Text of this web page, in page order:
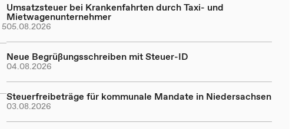
5
Umsatzsteuer bei Krankenfahrten durch Taxi- und
Mietwagenunternehmer
05.08.2026
Neue Begrüßungsschreiben mit Steuer-ID
04.08.2026
Steuerfreibeträge für kommunale Mandate in Niedersachsen
03.08.2026